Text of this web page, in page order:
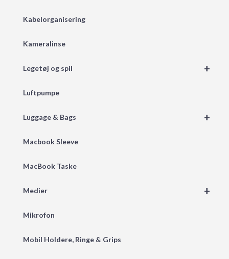
Kabelorganisering
Kameralinse
+
Legetøj og spil
Luftpumpe
+
Luggage & Bags
Macbook Sleeve
MacBook Taske
+
Medier
Mikrofon
Mobil Holdere, Ringe & Grips